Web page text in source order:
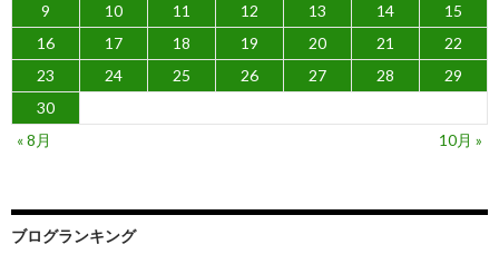
9
10 11 12 13 14
15
16
17 18 19 20 21
22
23
24 25 26 27 28
29
30
« 8月
10月 »
ブログランキング